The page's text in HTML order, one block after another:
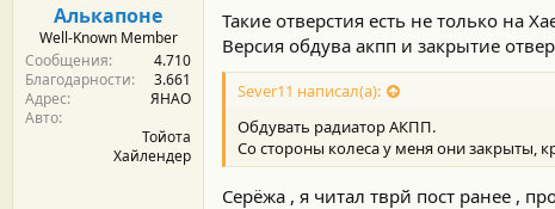
Алькапоне
Well-Known Member
Сообщения
4.710
Благодарности
3.661
Адрес
ЯНАО
Авто
Тойота
Хайлендер
Такие отверстия есть не только на
Версия обдува акпп и закрытие
Sever11 написал(а):
Обдувать радиатор АКПП.
Со стороны колеса у меня они закрыты,
Серёжа , я читал тврй пост ранее ,